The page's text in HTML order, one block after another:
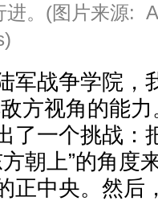
进。(图片来源:
军战争学院，
方视角的能
了一个挑战：
朝上”的角度
正中央。然后